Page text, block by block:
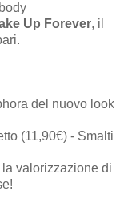
Up Forever, il
del nuovo look
(11,90€) - Smalti
valorizzazione di